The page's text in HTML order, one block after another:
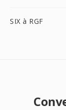
SIX à RGF